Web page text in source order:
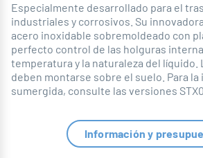
Especialmente desarrollado para el
industriales y corrosivos. Su
acero inoxidable sobremoldeado con
perfecto control de las holguras
temperatura y la naturaleza del líquido.
deben montarse sobre el suelo. Para
sumergida, consulte las versiones STX0.
Información y